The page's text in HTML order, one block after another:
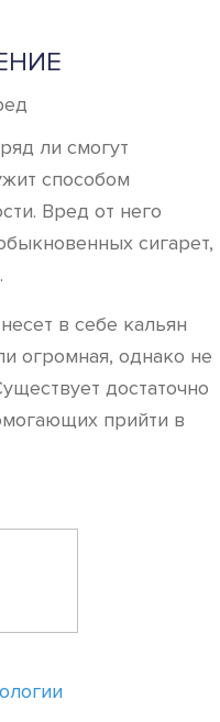
ли смогут
способом
Вред от него
сигарет,
в себе кальян
огромная, однако не
достаточно
прийти в